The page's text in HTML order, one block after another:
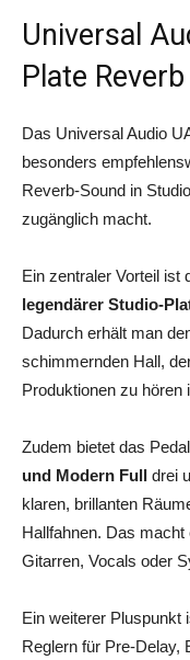
Universal
Plate Reverb
Das Universal Audio
besonders
Reverb-Sound in
zugänglich macht.
Ein zentraler Vorteil ist
legendärer Studio-
Dadurch erhält man
schimmernden Hall,
Produktionen zu hören
Zudem bietet das
und Modern Full drei
klaren, brillanten
Hallfahnen. Das
Gitarren, Vocals oder
Ein weiterer Pluspunkt
Reglern für Pre-Delay,